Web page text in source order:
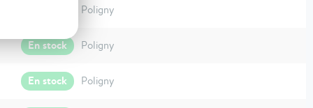
Poligny
En stock Poligny
En stock Poligny